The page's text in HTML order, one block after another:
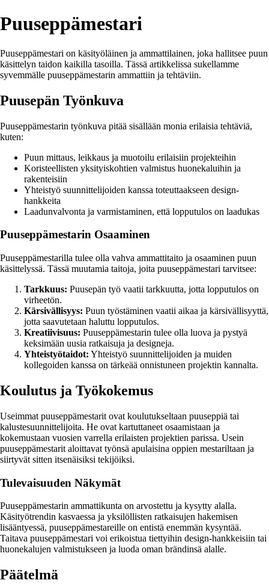
Puuseppämestari
Puuseppämestari on käsityöläinen ja ammattilainen, joka hallitsee puun
käsittelyn taidon kaikilla tasoilla. Tässä artikkelissa sukellamme
syvemmälle puuseppämestarin ammattiin ja tehtäviin.
Puusepän Työnkuva
Puuseppämestarin työnkuva pitää sisällään monia erilaisia tehtäviä,
kuten:
Puun mittaus, leikkaus ja muotoilu erilaisiin projekteihin
Koristeellisten yksityiskohtien valmistus huonekaluihin ja
rakenteisiin
Yhteistyö suunnittelijoiden kanssa toteuttaakseen design-
hankkeita
Laadunvalvonta ja varmistaminen, että lopputulos on laadukas
Puuseppämestarin Osaaminen
Puuseppämestarilla tulee olla vahva ammattitaito ja osaaminen puun
käsittelyssä. Tässä muutamia taitoja, joita puuseppämestari tarvitsee:
Tarkkuus: Puusepän työ vaatii tarkkuutta, jotta lopputulos on
virheetön.
Kärsivällisyys: Puun työstäminen vaatii aikaa ja kärsivällisyyttä,
jotta saavutetaan haluttu lopputulos.
Kreatiivisuus: Puuseppämestarin tulee olla luova ja pystyä
keksimään uusia ratkaisuja ja designeja.
Yhteistyötaidot: Yhteistyö suunnittelijoiden ja muiden
kollegoiden kanssa on tärkeää onnistuneen projektin kannalta.
Koulutus ja Työkokemus
Useimmat puuseppämestarit ovat koulutukseltaan puuseppiä tai
kalustesuunnittelijoita. He ovat kartuttaneet osaamistaan ja
kokemustaan vuosien varrella erilaisten projektien parissa. Usein
puuseppämestarit aloittavat työnsä apulaisina oppien mestariltaan ja
siirtyvät sitten itsenäisiksi tekijöiksi.
Tulevaisuuden Näkymät
Puuseppämestarin ammattikunta on arvostettu ja kysytty alalla.
Käsityötrendin kasvaessa ja yksilöllisten ratkaisujen hakemisen
lisääntyessä, puuseppämestareille on entistä enemmän kysyntää.
Taitava puuseppämestari voi erikoistua tiettyihin design-hankkeisiin tai
huonekalujen valmistukseen ja luoda oman brändinsä alalle.
Päätelmä